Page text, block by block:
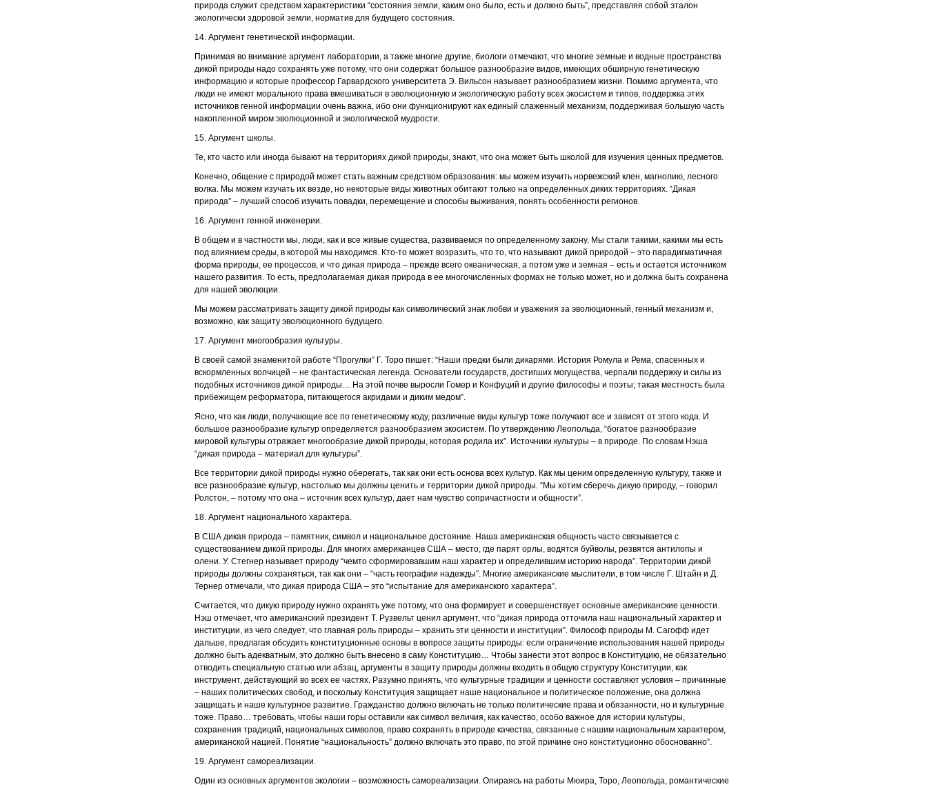
природа служит средством характеристики “состояния земли, каким оно было, есть и должно быть”, представляя собой эталон
экологически здоровой земли, норматив для будущего состояния.
14. Аргумент генетической информации.
Принимая во внимание аргумент лаборатории, а также многие другие, биологи отмечают, что многие земные и водные пространства
дикой природы надо сохранять уже потому, что они содержат большое разнообразие видов, имеющих обширную генетическую
информацию и которые профессор Гарвардского университета Э. Вильсон называет разнообразием жизни. Помимо аргумента, что
люди не имеют морального права вмешиваться в эволюционную и экологическую работу всех экосистем и типов, поддержка этих
источников генной информации очень важна, ибо они функционируют как единый слаженный механизм, поддерживая большую часть
накопленной миром эволюционной и экологической мудрости.
15. Аргумент школы.
Те, кто часто или иногда бывают на территориях дикой природы, знают, что она может быть школой для изучения ценных предметов.
Конечно, общение с природой может стать важным средством образования: мы можем изучить норвежский клен, магнолию, лесного
волка. Мы можем изучать их везде, но некоторые виды животных обитают только на определенных диких территориях. “Дикая
природа” – лучший способ изучить повадки, перемещение и способы выживания, понять особенности регионов.
16. Аргумент генной инженерии.
В общем и в частности мы, люди, как и все живые существа, развиваемся по определенному закону. Мы стали такими, какими мы есть
под влиянием среды, в которой мы находимся. Кто-то может возразить, что то, что называют дикой природой – это парадигматичная
форма природы, ее процессов, и что дикая природа – прежде всего океаническая, а потом уже и земная – есть и остается источником
нашего развития. То есть, предполагаемая дикая природа в ее многочисленных формах не только может, но и должна быть сохранена
для нашей эволюции.
Мы можем рассматривать защиту дикой природы как символический знак любви и уважения за эволюционный, генный механизм и,
возможно, как защиту эволюционного будущего.
17. Аргумент многообразия культуры.
В своей самой знаменитой работе “Прогулки” Г. Торо пишет: “Наши предки были дикарями. История Ромула и Рема, спасенных и
вскормленных волчицей – не фантастическая легенда. Основатели государств, достигших могущества, черпали поддержку и силы из
подобных источников дикой природы… На этой почве выросли Гомер и Конфуций и другие философы и поэты; такая местность была
прибежищем реформатора, питающегося акридами и диким медом”.
Ясно, что как люди, получающие все по генетическому коду, различные виды культур тоже получают все и зависят от этого кода. И
большое разнообразие культур определяется разнообразием экосистем. По утверждению Леопольда, “богатое разнообразие
мировой культуры отражает многообразие дикой природы, которая родила их”. Источники культуры – в природе. По словам Нэша
“дикая природа – материал для культуры”.
Все территории дикой природы нужно оберегать, так как они есть основа всех культур. Как мы ценим определенную культуру, также и
все разнообразие культур, настолько мы должны ценить и территории дикой природы. “Мы хотим сберечь дикую природу, – говорил
Ролстон, – потому что она – источник всех культур, дает нам чувство сопричастности и общности”.
18. Аргумент национального характера.
В США дикая природа – памятник, символ и национальное достояние. Наша американская общность часто связывается с
существованием дикой природы. Для многих американцев США – место, где парят орлы, водятся буйволы, резвятся антилопы и
олени. У. Стегнер называет природу “чемто сформировавшим наш характер и определившим историю народа”. Территории дикой
природы должны сохраняться, так как они – “часть географии надежды”. Многие американские мыслители, в том числе Г. Штайн и Д.
Тернер отмечали, что дикая природа США – это “испытание для американского характера”.
Считается, что дикую природу нужно охранять уже потому, что она формирует и совершенствует основные американские ценности.
Нэш отмечает, что американский президент Т. Рузвельт ценил аргумент, что “дикая природа отточила наш национальный характер и
институции, из чего следует, что главная роль природы – хранить эти ценности и институции”. Философ природы М. Сагофф идет
дальше, предлагая обсудить конституционные основы в вопросе защиты природы: если ограничение использования нашей природы
должно быть адекватным, это должно быть внесено в саму Конституцию… Чтобы занести этот вопрос в Конституцию, не обязательно
отводить специальную статью или абзац, аргументы в защиту природы должны входить в общую структуру Конституции, как
инструмент, действующий во всех ее частях. Разумно принять, что культурные традиции и ценности составляют условия – причинные
– наших политических свобод, и поскольку Конституция защищает наше национальное и политическое положение, она должна
защищать и наше культурное развитие. Гражданство должно включать не только политические права и обязанности, но и культурные
тоже. Право… требовать, чтобы наши горы оставили как символ величия, как качество, особо важное для истории культуры,
сохранения традиций, национальных символов, право сохранять в природе качества, связанные с нашим национальным характером,
американской нацией. Понятие “национальность” должно включать это право, по этой причине оно конституционно обоснованно”.
19. Аргумент самореализации.
Один из основных аргументов экологии – возможность самореализации. Опираясь на работы Мюира, Торо, Леопольда, романтические